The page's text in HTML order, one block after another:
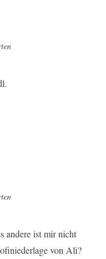
andere ist mir nicht
von Ali?